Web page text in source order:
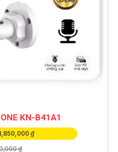
KN-B41A1
₫
₫